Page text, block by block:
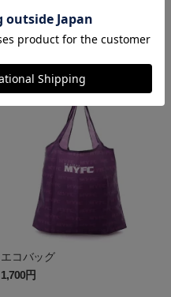
ボアポーチ
エコバッグ
1,700円